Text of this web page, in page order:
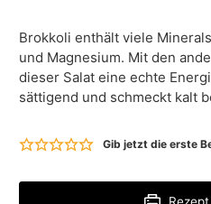
Brokkoli enthält viele
und Magnesium. Mit den
dieser Salat eine echte
sättigend und schmeckt kalt
Gib jetzt die erste